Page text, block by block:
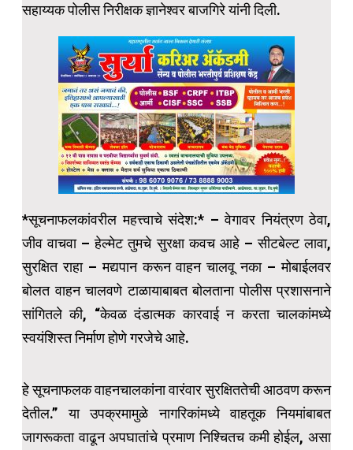
सहाय्यक पोलीस निरीक्षक ज्ञानेश्वर बाजगिरे यांनी दिली.
*सूचनाफलकांवरील महत्त्वाचे संदेश:* – वेगावर नियंत्रण ठेवा,
जीव वाचवा – हेल्मेट तुमचे सुरक्षा कवच आहे – सीटबेल्ट लावा,
सुरक्षित राहा – मद्यपान करून वाहन चालवू नका – मोबाईलवर
बोलत वाहन चालवणे टाळायाबाबत बोलताना पोलीस प्रशासनाने
सांगितले की, “केवळ दंडात्मक कारवाई न करता चालकांमध्ये
स्वयंशिस्त निर्माण होणे गरजेचे आहे.
हे सूचनाफलक वाहनचालकांना वारंवार सुरक्षिततेची आठवण करून
देतील.” या उपक्रमामुळे नागरिकांमध्ये वाहतूक नियमांबाबत
जागरूकता वाढून अपघातांचे प्रमाण निश्चितच कमी होईल, असा